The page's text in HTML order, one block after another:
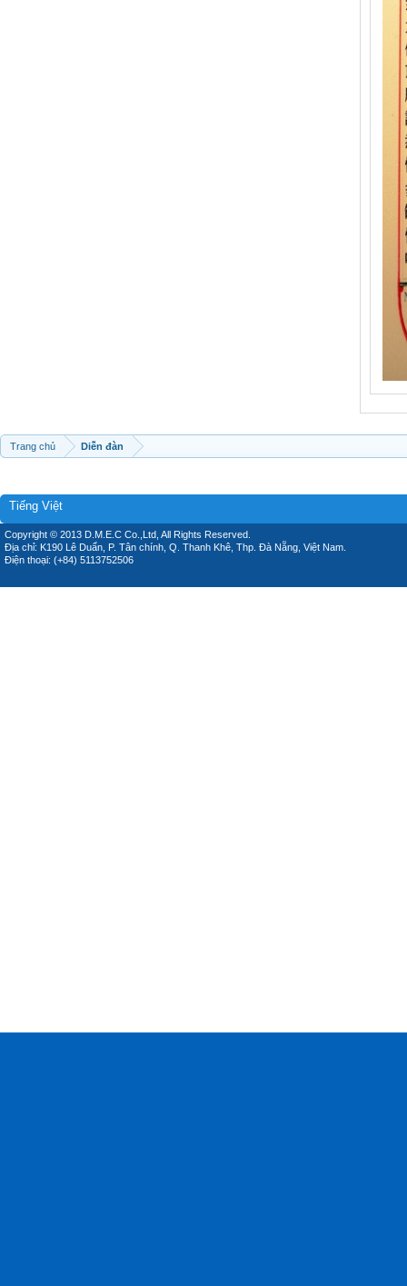
Trang chủ Diễn đàn
Tiếng Việt
Copyright © 2013 D.M.E.C Co.,Ltd, All Rights Reserved.
Địa chỉ: K190 Lê Duẩn, P. Tân chính, Q. Thanh Khê, Thp. Đà Nẵng, Việt Nam.
Điện thoại: (+84) 5113752506